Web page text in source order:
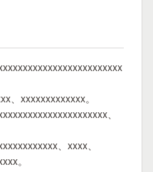
、xxxxxxxxxxxxx。
、
、xxxx、
。